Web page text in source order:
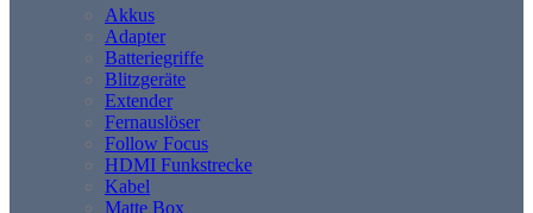
Akkus
Adapter
Batteriegriffe
Blitzgeräte
Extender
Fernauslöser
Follow Focus
HDMI Funkstrecke
Kabel
Matte Box